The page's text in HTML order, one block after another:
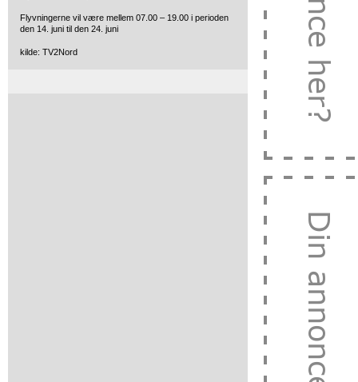
Flyvningerne vil være mellem 07.00 – 19.00 i perioden
den 14. juni til den 24. juni
kilde: TV2Nord